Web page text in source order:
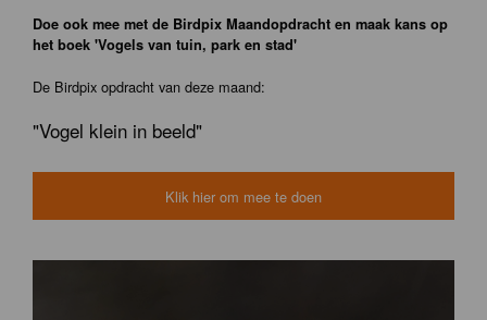
Doe ook mee met de Birdpix Maandopdracht en maak kans op
het boek 'Vogels van tuin, park en stad'
De Birdpix opdracht van deze maand:
"Vogel klein in beeld"
Klik hier om mee te doen